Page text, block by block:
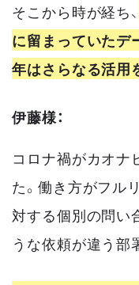
そこから時が経ち、
に留まっていたデ
年はさらなる活用
伊藤様：
コロナ禍がカオナ
た。働き方がフル
対する個別の問い
うな依頼が違う部